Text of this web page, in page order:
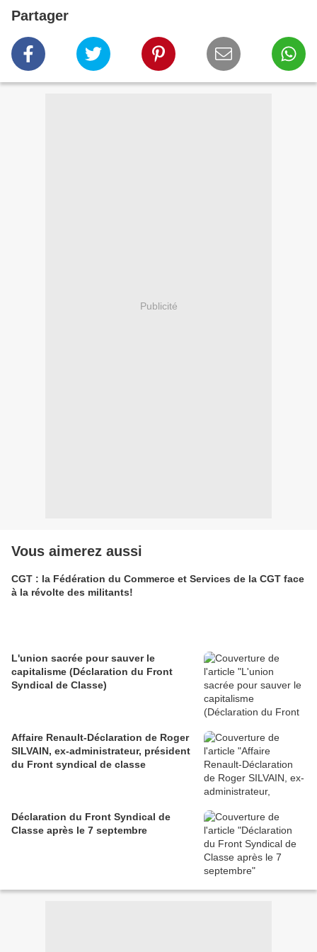
Partager
Publicité
Vous aimerez aussi
CGT : la Fédération du Commerce et Services de la CGT face
à la révolte des militants!
L'union sacrée pour sauver le
capitalisme (Déclaration du Front
Syndical de Classe)
Affaire Renault-Déclaration de Roger
SILVAIN, ex-administrateur, président
du Front syndical de classe
Déclaration du Front Syndical de
Classe après le 7 septembre